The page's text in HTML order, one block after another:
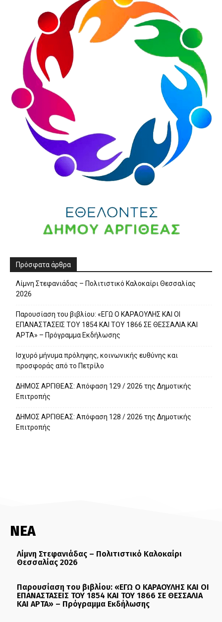
Πρόσφατα άρθρα
Λίμνη Στεφανιάδας – Πολιτιστικό Καλοκαίρι Θεσσαλίας
2026
Παρουσίαση του βιβλίου: «ΕΓΩ Ο ΚΑΡΑΟΥΛΗΣ ΚΑΙ ΟΙ
ΕΠΑΝΑΣΤΑΣΕΙΣ ΤΟΥ 1854 ΚΑΙ ΤΟΥ 1866 ΣΕ ΘΕΣΣΑΛΙΑ ΚΑΙ
ΑΡΤΑ» – Πρόγραμμα Εκδήλωσης
Ισχυρό μήνυμα πρόληψης, κοινωνικής ευθύνης και
προσφοράς από το Πετρίλο
ΔΗΜΟΣ ΑΡΓΙΘΕΑΣ: Απόφαση 129 / 2026 της Δημοτικής
Επιτροπής
ΔΗΜΟΣ ΑΡΓΙΘΕΑΣ: Απόφαση 128 / 2026 της Δημοτικής
Επιτροπής
ΝΕΑ
Λίμνη Στεφανιάδας – Πολιτιστικό Καλοκαίρι
Θεσσαλίας 2026
Παρουσίαση του βιβλίου: «ΕΓΩ Ο ΚΑΡΑΟΥΛΗΣ ΚΑΙ ΟΙ
ΕΠΑΝΑΣΤΑΣΕΙΣ ΤΟΥ 1854 ΚΑΙ ΤΟΥ 1866 ΣΕ ΘΕΣΣΑΛΙΑ
ΚΑΙ ΑΡΤΑ» – Πρόγραμμα Εκδήλωσης